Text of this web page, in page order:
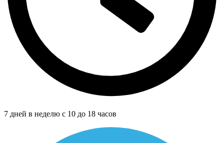
7 дней в неделю с 10 до 18 часов